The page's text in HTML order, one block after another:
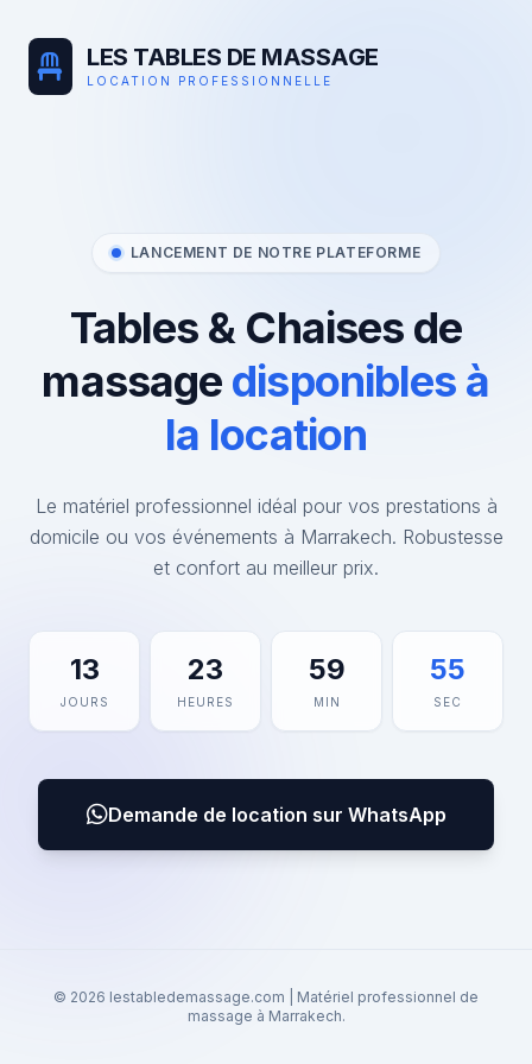
LES TABLES DE MASSAGE
LOCATION PROFESSIONNELLE
LANCEMENT DE NOTRE PLATEFORME
Tables & Chaises de
massage disponibles à
la location
Le matériel professionnel idéal pour vos prestations à
domicile ou vos événements à Marrakech. Robustesse
et confort au meilleur prix.
13
JOURS
23
HEURES
59
MIN
55
SEC
Demande de location sur WhatsApp
© 2026 lestabledemassage.com | Matériel professionnel de
massage à Marrakech.